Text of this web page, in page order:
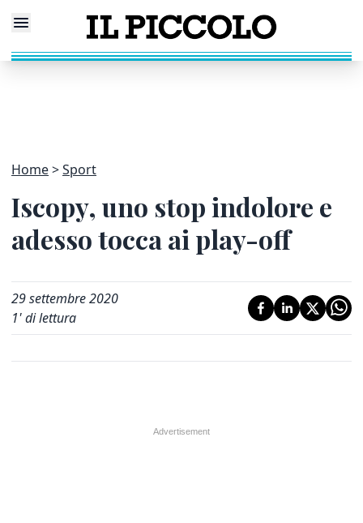
Home Sport
Iscopy, uno stop indolore e
adesso tocca ai play-off
29 settembre 2020
1' di lettura